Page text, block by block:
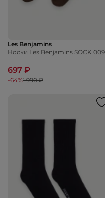
Les Benjamins
Носки Les Benjamins SOCK 009
697 ₽
-64%1 990 ₽